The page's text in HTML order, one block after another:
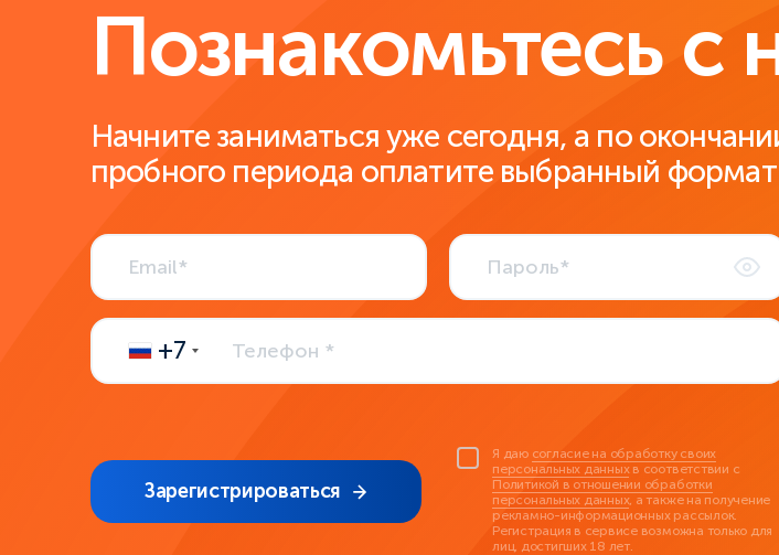
Познакомьтесь
Начните заниматься уже сегодня, а по
пробного периода оплатите выбранный
+7
Зарегистрироваться
Я даю согласие на обработку своих
персональных данныхв соответствии с
Политикой в отношении обработки
персональных данных, а также на получение
рекламно-информационных рассылок.
Регистрация в сервисе возможна только для
лиц, достигших 18 лет.